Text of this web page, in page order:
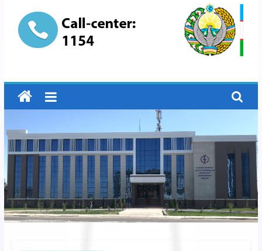
“Buxoro
hududiy
elektr
tarmoqlari
korxonasi”
AJ
“Buxoro
hududiy